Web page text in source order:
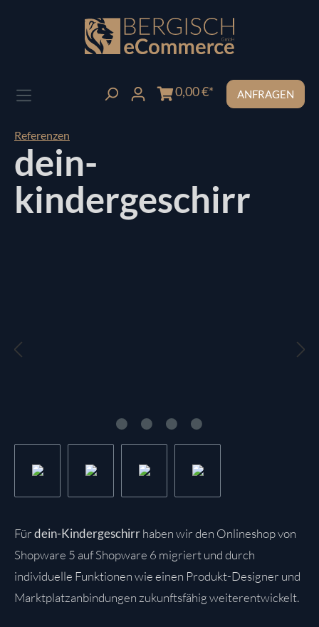
Zum Hauptinhalt springen
0,00 €* ANFRAGEN
Referenzen
dein-
kindergeschirr
Fürdein-Kindergeschirrhaben wir den Onlineshop von
Shopware 5 auf Shopware 6 migriert und durch
individuelle Funktionen wie einen Produkt-Designer und
Marktplatzanbindungen zukunftsfähig weiterentwickelt.